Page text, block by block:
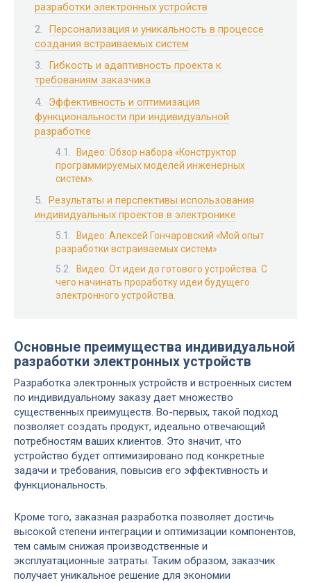
разработки электронных устройств
Персонализация и уникальность в процессе
создания встраиваемых систем
Гибкость и адаптивность проекта к
требованиям заказчика
Эффективность и оптимизация
функциональности при индивидуальной
разработке
Видео: Обзор набора «Конструктор
программируемых моделей инженерных
систем».
Результаты и перспективы использования
индивидуальных проектов в электронике
Видео: Алексей Гончаровский «Мой опыт
разработки встраиваемых систем»
Видео: От идеи до готового устройства. С
чего начинать проработку идеи будущего
электронного устройства.
Основные преимущества индивидуальной
разработки электронных устройств
Разработка электронных устройств и встроенных систем
по индивидуальному заказу дает множество
существенных преимуществ. Во-первых, такой подход
позволяет создать продукт, идеально отвечающий
потребностям ваших клиентов. Это значит, что
устройство будет оптимизировано под конкретные
задачи и требования, повысив его эффективность и
функциональность.
Кроме того, заказная разработка позволяет достичь
высокой степени интеграции и оптимизации компонентов,
тем самым снижая производственные и
эксплуатационные затраты. Таким образом, заказчик
получает уникальное решение для экономии